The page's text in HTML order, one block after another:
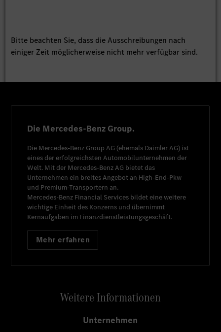
Bitte beachten Sie, dass die Ausschreibungen nach
einiger Zeit möglicherweise nicht mehr verfügbar sind.
Die Mercedes-Benz Group.
Die Mercedes-Benz Group AG (ehemals Daimler AG) ist
eines der erfolgreichsten Automobilunternehmen der
Welt. Mit der Mercedes-Benz AG bietet das
Unternehmen ein breites Angebot an High-End-Pkw
und Premium-Transportern an.
Mercedes-Benz Financial Services bildet eine weitere
wichtige Einheit des Konzerns und übernimmt
Kernaufgaben im Finanzdienstleistungsgeschäft.
Mehr erfahren
Weitere Informationen
Unternehmen